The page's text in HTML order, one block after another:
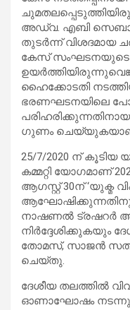
അഡ്വ. എബി
തുടർന്ന് വിശദമായ
കേസ് സംഘടനയുടെ
ഹൈക്കോടതി
ഭരണഘടനയിലെ
ഗുണം
25/7/2020 ന് കൂടിയ
കമ്മറ്റി യോഗമാണ്
ആഗസ്റ്റ് 30ന് ‘യുക്മ
നാഷണൽ ട്രഷറര്‍
നിര്‍ദ്ദേശിക്കുകയും
തോമസ്, സാജന്‍
ചെയ്തു.
ദേശീയ തലത്തിൽ
ഓണാഘോഷം നടന്നു